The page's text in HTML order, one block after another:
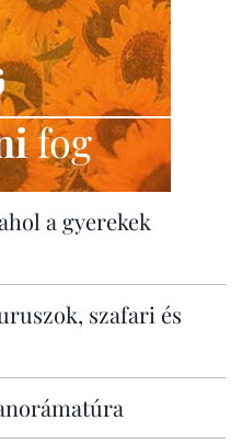
fog
a gyerekek
szafari és